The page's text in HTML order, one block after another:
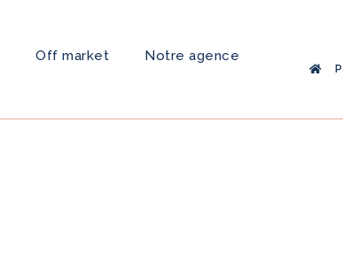
Off market Notre agence